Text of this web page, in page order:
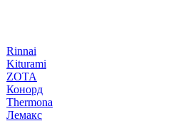
Rinnai
Kiturami
ZOTA
Конорд
Thermona
Лемакс